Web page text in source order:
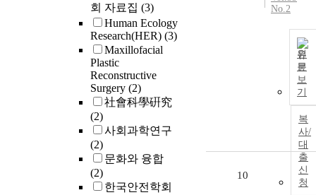
회 자료집 (3)
Human Ecology
Research(HER) (3)
Maxillofacial
Plastic
Reconstructive
Surgery (2)
社會科學硏究
(2)
사회과학연구
(2)
문화와 융합
(2)
한국안전학회
No.2
원
문
보
기
복
사/
대
출
신
청
10